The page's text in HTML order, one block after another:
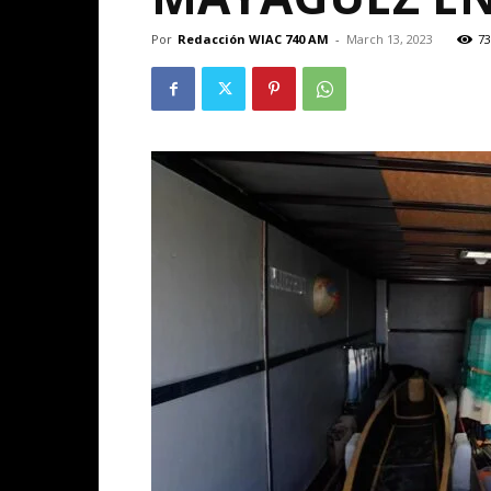
Por Redacción WIAC 740 AM - March 13, 2023